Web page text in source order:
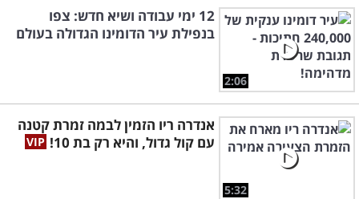
2:06
12 ימי עבודה ושיא חדש: צפו
בנפילת עיר הדומינו הגדולה בעולם
5:32
אנדרה ריו הזמין לבמה זמרת קטנה
עם קול גדול, והיא רק בת 10!